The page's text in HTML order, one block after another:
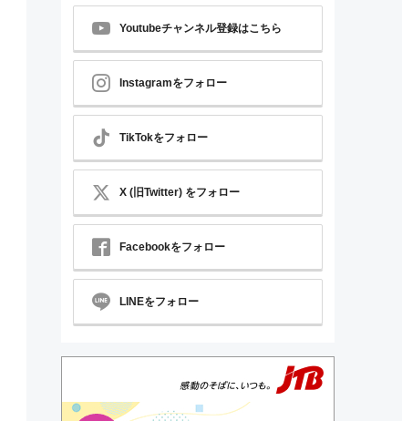
Youtubeチャンネル登録はこちら
Instagramをフォロー
TikTokをフォロー
X (旧Twitter) をフォロー
Facebookをフォロー
LINEをフォロー